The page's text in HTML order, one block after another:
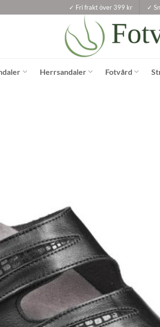
✓ Fri frakt över 399 kr ✓
Herrsandaler Fotvård